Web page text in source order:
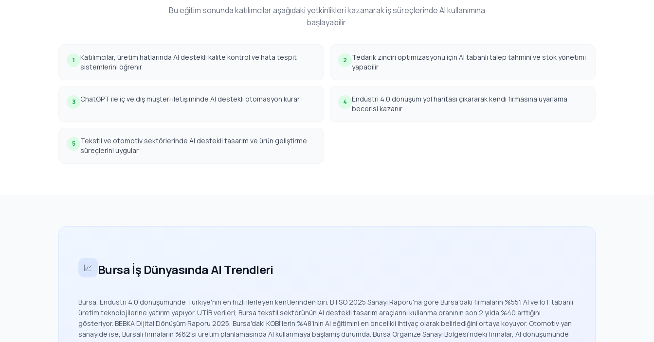
Bu eğitim sonunda katılımcılar aşağıdaki yetkinlikleri kazanarak iş süreçlerinde AI kullanımına
başlayabilir.
1
Katılımcılar, üretim hatlarında AI destekli kalite kontrol ve hata tespit
sistemlerini öğrenir
2
Tedarik zinciri optimizasyonu için AI tabanlı talep tahmini ve stok yönetimi
yapabilir
3 ChatGPT ile iç ve dış müşteri iletişiminde AI destekli otomasyon kurar 4
Endüstri 4.0 dönüşüm yol haritası çıkararak kendi firmasına uyarlama
becerisi kazanır
5
Tekstil ve otomotiv sektörlerinde AI destekli tasarım ve ürün geliştirme
süreçlerini uygular
📈 Bursa İş Dünyasında AI Trendleri
Bursa, Endüstri 4.0 dönüşümünde Türkiye'nin en hızlı ilerleyen kentlerinden biri. BTSO 2025 Sanayi Raporu'na göre Bursa'daki firmaların %55'i AI ve IoT tabanlı
üretim teknolojilerine yatırım yapıyor. UTİB verileri, Bursa tekstil sektörünün AI destekli tasarım araçlarını kullanma oranının son 2 yılda %40 arttığını
gösteriyor. BEBKA Dijital Dönüşüm Raporu 2025, Bursa'daki KOBİ'lerin %48'inin AI eğitimini en öncelikli ihtiyaç olarak belirlediğini ortaya koyuyor. Otomotiv yan
sanayide ise, Bursalı firmaların %62'si üretim planlamasında AI kullanmaya başlamış durumda. Bursa Organize Sanayi Bölgesi'ndeki firmalar, AI dönüşümünde